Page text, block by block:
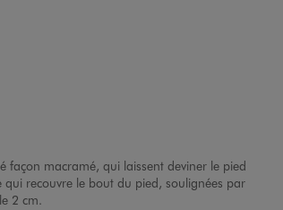
façon macramé, qui laissent deviner le pied
recouvre le bout du pied, soulignées par
2 cm.